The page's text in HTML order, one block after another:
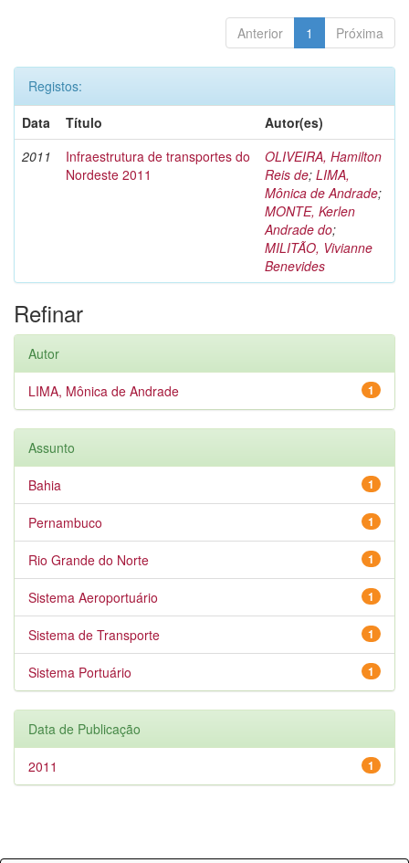
Anterior 1 Próxima
Registos:
Data
Título
Autor(es)
2011
Infraestrutura de transportes do
Nordeste 2011
OLIVEIRA, Hamilton
Reis de; LIMA,
Mônica de Andrade;
MONTE, Kerlen
Andrade do;
MILITÃO, Vivianne
Benevides
Refinar
Autor
1
LIMA, Mônica de Andrade
Assunto
1
Bahia
1
Pernambuco
1
Rio Grande do Norte
1
Sistema Aeroportuário
1
Sistema de Transporte
1
Sistema Portuário
Data de Publicação
1
2011